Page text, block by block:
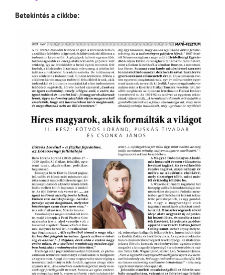
Betekintés a cikkbe: